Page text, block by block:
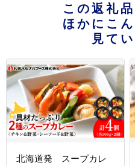
この返礼
ほかにこ
見て
北海道発 スープカレ